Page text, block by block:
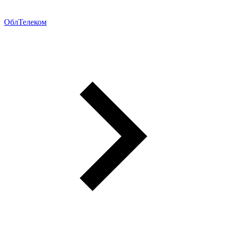
ОблТелеком